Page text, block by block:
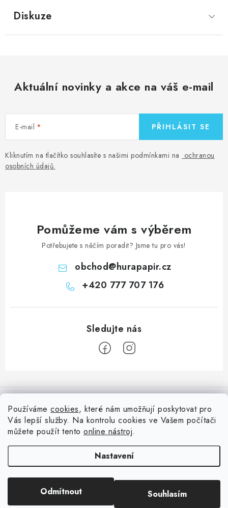
Používáme cookies, které nám umožňují poskytovat pro
Vás lepší služby. Na kontrolu cookies ve Vašem počítači
můžete použít tento online nástroj.
Nastavení
Odmítnout Souhlasím
Diskuze
Aktuální novinky a akce na váš e-mail
E-mail
Kliknutím na tlačítko souhlasíte s našimi podmínkami na ochranou
osobních údajů.
PŘIHLÁSIT SE
Pomůžeme vám s výběrem
Potřebujete s něčím poradit? Jsme tu pro vás!
obchod@hurapapir.cz
+420 777 707 176
á
Doprava
Oblíbené ♥️
Hodnocení obchodu
Nepřehlédněte
Blog s nápady a návody
Slovník pojmů, české návody
Reklamace a vrácení zboží
Vytvořil Shoptet
. Všechna práva vyhrazena.Upravit nastavení